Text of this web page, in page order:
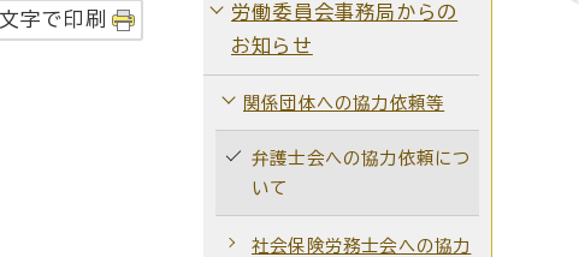
字で印刷
労働委員会事務局からの
お知らせ
関係団体への協力依頼等
弁護士会への協力依頼につ
いて
社会保険労務士会への協力